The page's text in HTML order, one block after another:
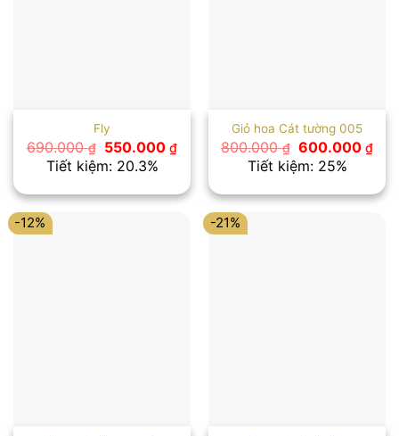
Fly
690.000₫
Giá
gốc
là:
550.000₫Giá
là:
550.000 ₫.
Tiết kiệm: 20.3%
Giỏ hoa Cát tường 005
800.000₫ Giá
gốc
là:
600.000₫Giá
là:
Tiết kiệm: 25%
-12% -21%